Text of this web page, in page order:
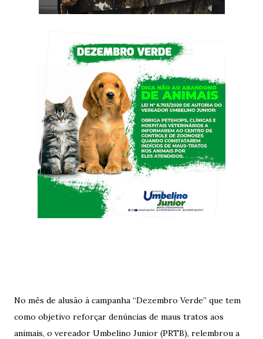
No mês de alusão à campanha “Dezembro Verde” que tem
como objetivo reforçar denúncias de maus tratos aos
animais, o vereador Umbelino Junior (PRTB), relembrou a